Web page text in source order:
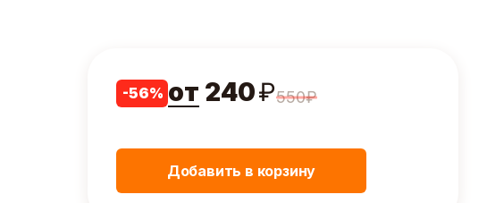
-56% от 240₽550₽
Добавить в корзину